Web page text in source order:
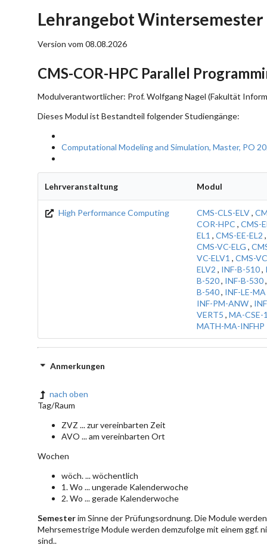
Lehrangebot Wintersemester
Version vom 08.08.2026
CMS-COR-HPC Parallel
Modulverantwortlicher: Prof. Wolfgang Nagel (Fakultät
Dieses Modul ist Bestandteil folgender Studiengänge:
Computational Modeling and Simulation, Master, PO
Lehrveranstaltung Modul
High Performance Computing CMS-CLS-ELV,
COR-HPC , CMS-
EL1 , CMS-EE-EL2 ,
CMS-VC-ELG ,
VC-ELV1 , CMS-
ELV2 , INF-B-510,
B-520, INF-B-530
B-540, INF-LE-MA
INF-PM-ANW,
VERT5 , MA-CSE-
MATH-MA-INFHP
Anmerkungen
nach oben
Tag/Raum
ZVZ ... zur vereinbarten Zeit
AVO ... am vereinbarten Ort
Wochen
wöch. ... wöchentlich
1. Wo ... ungerade Kalenderwoche
2. Wo ... gerade Kalenderwoche
Semesterim Sinne der Prüfungsordnung. Die Module
Mehrsemestrige Module werden demzufolge mit einem ggf.
sind..